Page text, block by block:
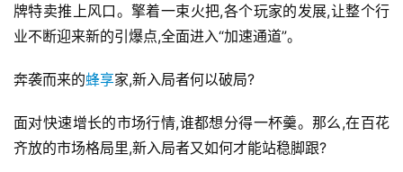
牌特卖推上风口。擎着一束火把,各个玩家的发展,让整个行
业不断迎来新的引爆点,全面进入“加速通道”。
奔袭而来的蜂享家,新入局者何以破局?
面对快速增长的市场行情,谁都想分得一杯羹。那么,在百花
齐放的市场格局里,新入局者又如何才能站稳脚跟?